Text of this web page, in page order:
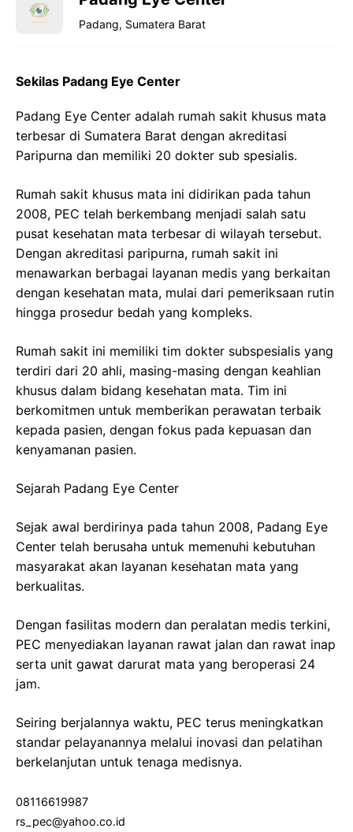
Padang, Sumatera Barat
Sekilas Padang Eye Center
Padang Eye Center adalah rumah sakit khusus mata
terbesar di Sumatera Barat dengan akreditasi
Paripurna dan memiliki 20 dokter sub spesialis.
Rumah sakit khusus mata ini didirikan pada tahun
2008, PEC telah berkembang menjadi salah satu
pusat kesehatan mata terbesar di wilayah tersebut.
Dengan akreditasi paripurna, rumah sakit ini
menawarkan berbagai layanan medis yang berkaitan
dengan kesehatan mata, mulai dari pemeriksaan rutin
hingga prosedur bedah yang kompleks.
Rumah sakit ini memiliki tim dokter subspesialis yang
terdiri dari 20 ahli, masing-masing dengan keahlian
khusus dalam bidang kesehatan mata. Tim ini
berkomitmen untuk memberikan perawatan terbaik
kepada pasien, dengan fokus pada kepuasan dan
kenyamanan pasien.
Sejarah Padang Eye Center
Sejak awal berdirinya pada tahun 2008, Padang Eye
Center telah berusaha untuk memenuhi kebutuhan
masyarakat akan layanan kesehatan mata yang
berkualitas.
Dengan fasilitas modern dan peralatan medis terkini,
PEC menyediakan layanan rawat jalan dan rawat inap
serta unit gawat darurat mata yang beroperasi 24
jam.
Seiring berjalannya waktu, PEC terus meningkatkan
standar pelayanannya melalui inovasi dan pelatihan
berkelanjutan untuk tenaga medisnya.
08116619987
rs_pec@yahoo.co.id